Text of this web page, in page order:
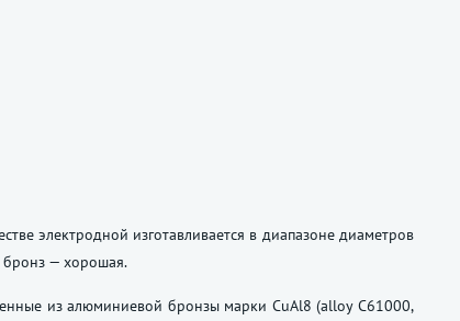
электродной изготавливается в диапазоне диаметров
— хорошая.
из алюминиевой бронзы марки CuAl8 (alloy C61000,